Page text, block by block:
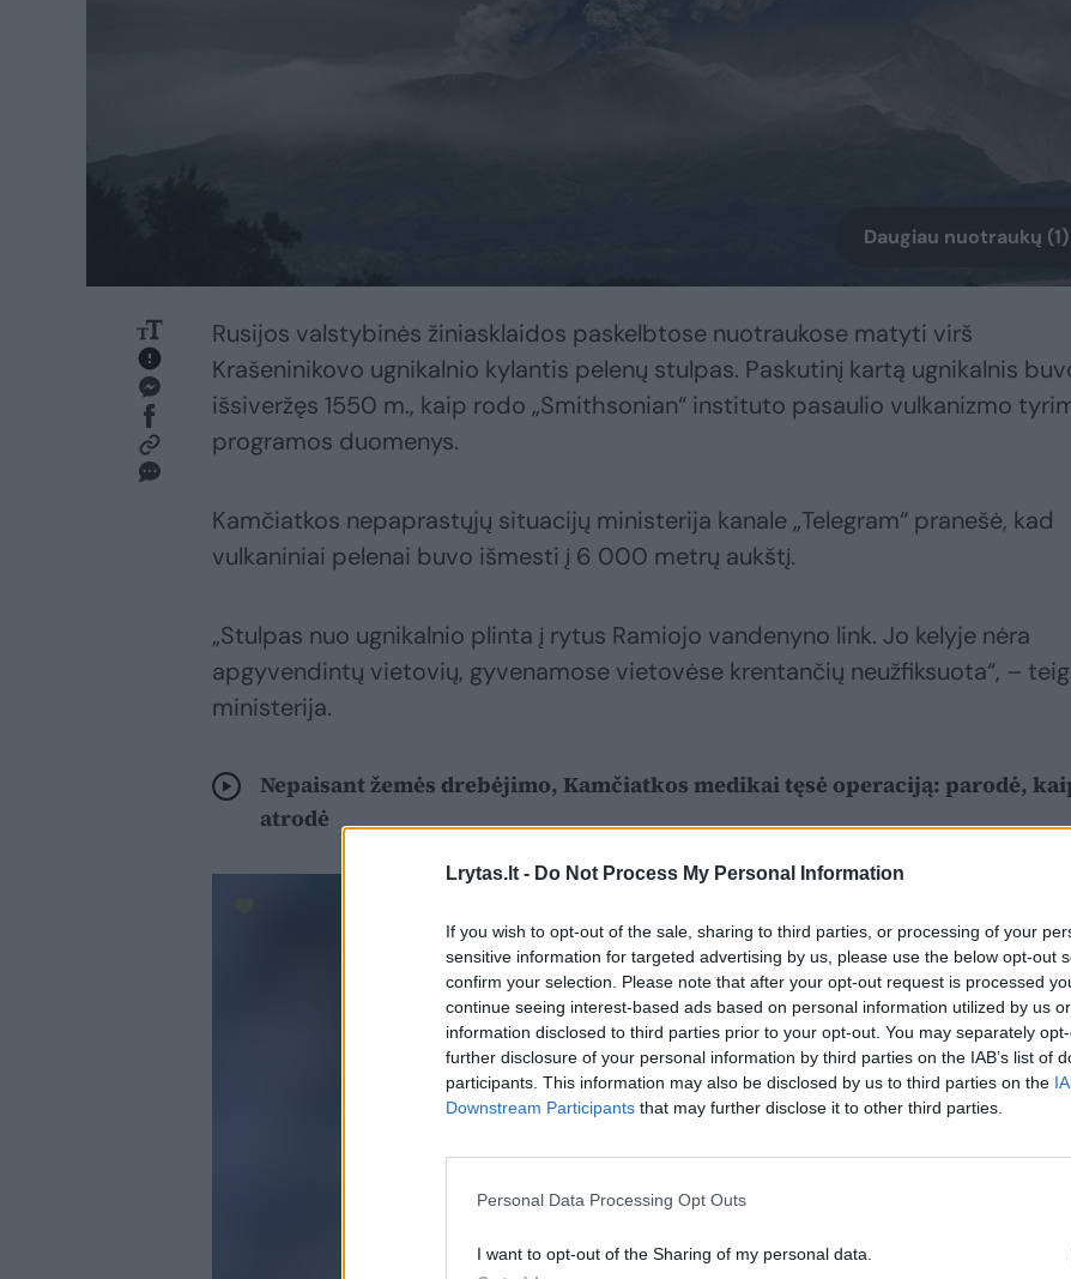
Lrytas.lt - Do Not Process My Personal Information
If you wish to opt-out of the sale, sharing to third parties, or processing of your
sensitive information for targeted advertising by us, please use the below opt-out
confirm your selection. Please note that after your opt-out request is processed
continue seeing interest-based ads based on personal information utilized by us
information disclosed to third parties prior to your opt-out. You may separately
further disclosure of your personal information by third parties on the IAB’s list of
participants. This information may also be disclosed by us to third parties on the
Downstream Participants that may further disclose it to other third parties.
Personal Data Processing Opt Outs
I want to opt-out of the Sharing of my personal data.
Daugiau nuotraukų (1)
Rusijos valstybinės žiniasklaidos paskelbtose nuotraukose matyti virš
Krašeninikovo ugnikalnio kylantis pelenų stulpas. Paskutinį kartą ugnikalnis
išsiveržęs 1550 m., kaip rodo „Smithsonian“ instituto pasaulio vulkanizmo
programos duomenys.
Kamčiatkos nepaprastųjų situacijų ministerija kanale „Telegram“ pranešė, kad
vulkaniniai pelenai buvo išmesti į 6 000 metrų aukštį.
„Stulpas nuo ugnikalnio plinta į rytus Ramiojo vandenyno link. Jo kelyje nėra
apgyvendintų vietovių, gyvenamose vietovėse krentančių neužfiksuota“, –
ministerija.
Nepaisant žemės drebėjimo, Kamčiatkos medikai tęsė operaciją: parodė,
atrodė